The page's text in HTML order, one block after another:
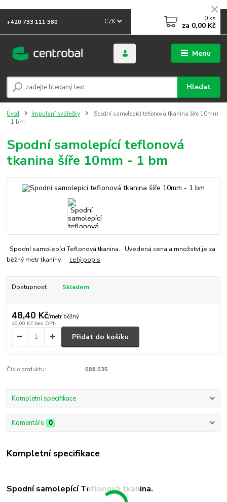
Menu
CZK
Hledat
+420 733 111 380 0 ks
za 0,00 Kč
Úvod Impulsní svářečky
Spodní samolepící teflonová tkanina šíře 10mm
- 1 bm
Spodní samolepící teflonová
tkanina šíře 10mm - 1 bm
Spodní samolepící Teflonová tkanina. Uvedená cena a množství je za
běžný metr tkaniny. celý popis
Dostupnost Skladem
48,40 Kč/metr běžný
40,00 Kč bez DPH
Přidat do košíku
Číslo produktu: 086.035
Kompletní specifikace
Komentáře 0
Kompletní specifikace
Spodní samolepící Teflonová tkanina.